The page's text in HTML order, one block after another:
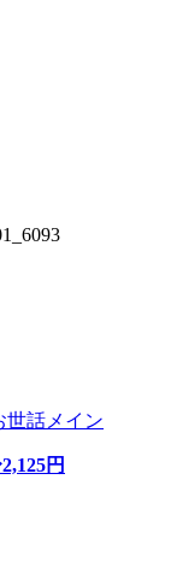
世話メイン
2,125円